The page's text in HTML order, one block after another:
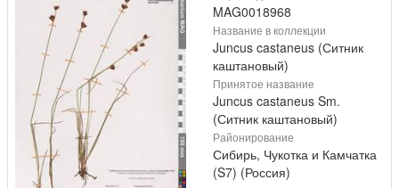
MAG0018968
Название в коллекции
Juncus castaneus (Ситник
каштановый)
Принятое название
Juncus castaneus Sm.
(Ситник каштановый)
Районирование
Сибирь, Чукотка и Камчатка
(S7) (Россия)